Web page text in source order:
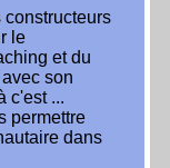
constructeurs
le
et du
son
c'est ...
permettre
dans